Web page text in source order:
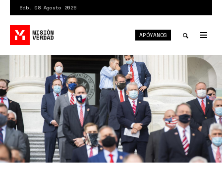
contenido
principal
Sáb. 08 Agosto 2026
Toggle
search
APÓYANOS